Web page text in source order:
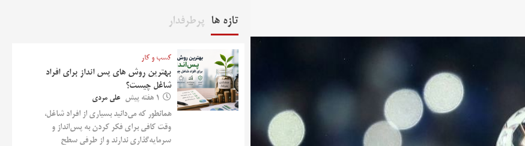
تازه ها پرطرفدار
کسب و کار
بهترین روش‌ های پس‌ انداز برای افراد
شاغل چیست؟
1 هفته پیش علی مردی
همانطور که می‌دانید بسیاری از افراد شاغل،
وقت کافی برای فکر کردن به پس‌انداز و
سرمایه‌گذاری ندارند و از طرفی سطح